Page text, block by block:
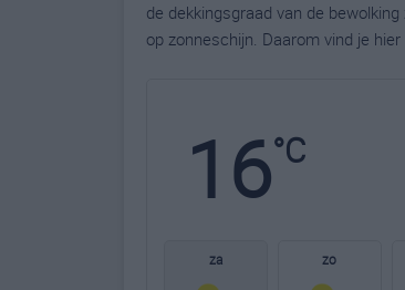
de dekkingsgraad van de
op zonneschijn. Daarom vind je
16°C
za zo